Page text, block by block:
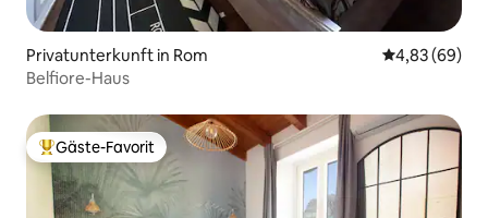
Privatunterkunft in Rom
4,83 (69)
Belfiore-Haus
Beliebter Gäste-Favorit.
Gäste-Favorit